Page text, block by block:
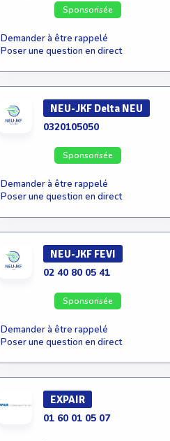
Sponsorisée
Demander à être rappelé
Poser une question en direct
NEU-JKF Delta NEU
0320105050
Sponsorisée
Demander à être rappelé
Poser une question en direct
NEU-JKF FEVI
02 40 80 05 41
Sponsorisée
Demander à être rappelé
Poser une question en direct
EXPAIR
01 60 01 05 07